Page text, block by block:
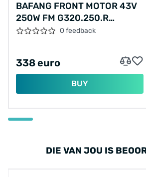
BAFANG FRONT MOTOR 43V
250W FM G320.250.R
ROLLERBRAKE (CORTINA)
0 feedback
338 euro
BUY
DIE VAN JOU IS